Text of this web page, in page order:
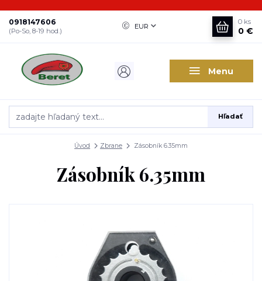
Menu
EUR
Hľadať
0918147606
(Po-So, 8-19 hod.)
0 ks
0 €
Úvod Zbrane Zásobník 6.35mm
Zásobník 6.35mm